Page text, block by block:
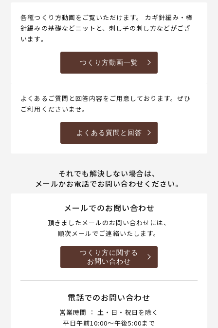
各種つくり方動画をご覧いただけます。 カギ針編み・棒
針編みの基礎などニットと、刺し子の刺し方などがござ
います。
つくり方動画一覧
よくあるご質問と回答内容をご用意しております。ぜひ
ご利用くださいませ。
よくある質問と回答
それでも解決しない場合は、
メールかお電話でお問い合わせください。
メールでのお問い合わせ
頂きましたメールのお問い合わせには、
順次メールでご連絡いたします。
つくり方に関する
お問い合わせ
電話でのお問い合わせ
営業時間 ： 土・日・祝日を除く
平日午前10:00～午後5:00まで